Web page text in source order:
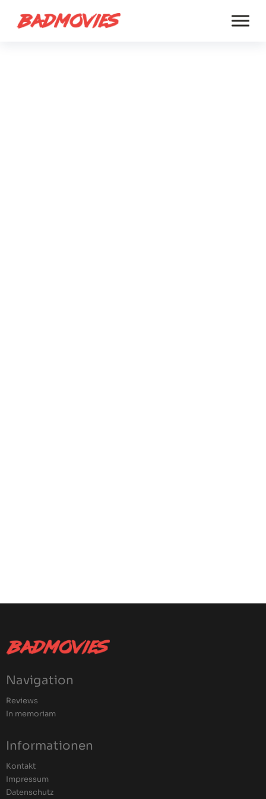
Navigation
Reviews
In memoriam
Informationen
Kontakt
Impressum
Datenschutz